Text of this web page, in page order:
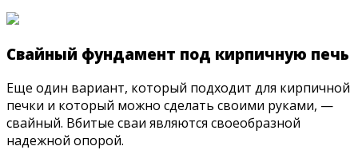
Свайный фундамент под кирпичную печь
Еще один вариант, который подходит для кирпичной
печки и который можно сделать своими руками, —
свайный. Вбитые сваи являются своеобразной
надежной опорой.